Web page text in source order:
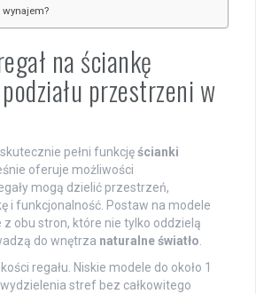
na ściankę
przestrzeni w
pełni funkcjęścianki
oferuje możliwości
mogą dzielić przestrzeń,
i funkcjonalność. Postaw na modele
obu stron, które nie tylko oddzielą
do wnętrza naturalne światło
regału. Niskie modele do około 1
stref bez całkowitego